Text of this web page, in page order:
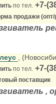
по тел. +7-
продажи (опт/
,
по тел. +7-
поставщик
,